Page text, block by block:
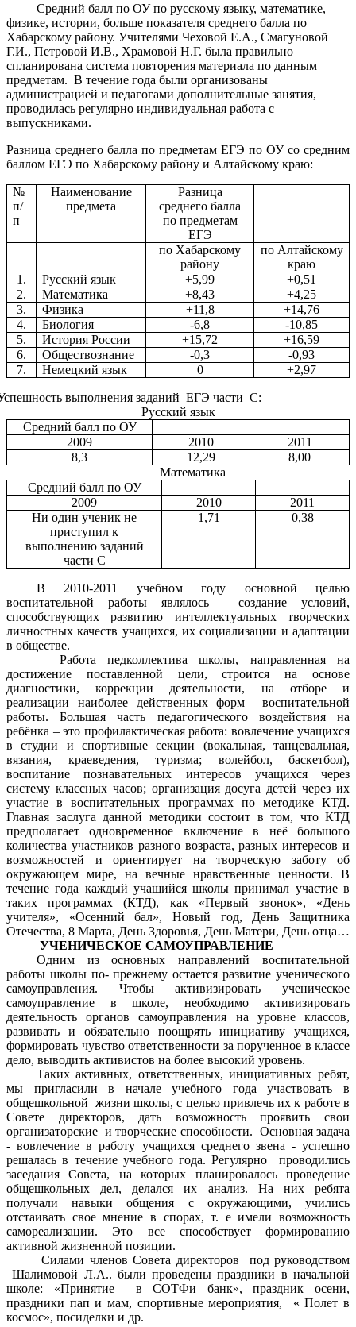
Средний балл по ОУ по русскому языку, математике,
физике, истории, больше показателя среднего балла по
Хабарскому району. Учителями Чеховой Е.А., Смагуновой
Г.И., Петровой И.В., Храмовой Н.Г. была правильно
спланирована система повторения материала по данным
предметам. В течение года были организованы
администрацией и педагогами дополнительные занятия,
проводилась регулярно индивидуальная работа с
выпускниками.
Разница среднего балла по предметам ЕГЭ по ОУ со средним
баллом ЕГЭ по Хабарскому району и Алтайскому краю:
№
п/
п
Наименование
предмета
Разница
среднего балла
по предметам
ЕГЭ
по Хабарскому
району
по Алтайскому
краю
1.
Русский язык +5,99
+0,51
2.
Математика +8,43
+4,25
3.
Физика +11,8
+14,76
4.
Биология -6,8
-10,85
5.
История России +15,72
+16,59
6.
Обществознание -0,3
-0,93
7.
Немецкий язык 0 +2,97
выполнения заданий ЕГЭ части С:
Русский язык
Средний балл по ОУ
2009
2010
2011
8,3
12,29
8,00
Математика
Средний балл по ОУ
2009
2010
2011
Ни один ученик не
приступил к
выполнению заданий
части С
1,71 0,38
В 2010-2011 учебном году основной целью
воспитательной работы являлось
создание условий,
способствующих развитию интеллектуальных творческих
личностных качеств учащихся, их социализации и адаптации
в обществе.
Работа педколлектива школы, направленная на
достижение поставленной цели, строится на основе
диагностики, коррекции деятельности, на отборе и
реализации наиболее действенных форм воспитательной
работы. Большая часть педагогического воздействия на
ребёнка – это профилактическая работа: вовлечение учащихся
в студии и спортивные секции (вокальная, танцевальная,
вязания, краеведения, туризма; волейбол, баскетбол),
воспитание познавательных интересов учащихся через
систему классных часов; организация досуга детей через их
участие в воспитательных программах по методике КТД.
Главная заслуга данной методики состоит в том, что КТД
предполагает одновременное включение в неё большого
количества участников разного возраста, разных интересов и
возможностей и ориентирует на творческую заботу об
окружающем мире, на вечные нравственные ценности. В
течение года каждый учащийся школы принимал участие в
таких программах (КТД), как «Первый звонок», «День
учителя», «Осенний бал», Новый год, День Защитника
Отечества, 8 Марта, День Здоровья, День Матери, День отца…
УЧЕНИЧЕСКОЕ САМОУПРАВЛЕНИЕ
Одним из основных направлений воспитательной
работы школы по- прежнему остается развитие ученического
самоуправления. Чтобы активизировать ученическое
самоуправление в школе, необходимо активизировать
деятельность органов самоуправления на уровне классов,
развивать и обязательно поощрять инициативу учащихся,
формировать чувство ответственности за порученное в классе
дело, выводить активистов на более высокий уровень.
Таких активных, ответственных, инициативных ребят,
мы пригласили в начале учебного года участвовать в
общешкольной жизни школы, с целью привлечь их к работе в
Совете директоров, дать возможность проявить свои
организаторские и творческие способности. Основная задача
- вовлечение в работу учащихся среднего звена - успешно
решалась в течение учебного года. Регулярно проводились
заседания Совета, на которых планировалось проведение
общешкольных дел, делался их анализ. На них ребята
получали навыки общения с окружающими, учились
отстаивать свое мнение в спорах, т. е имели возможность
самореализации. Это все способствует формированию
активной жизненной позиции.
Силами членов Совета директоров под руководством
Шалимовой Л.А.. были проведены праздники в начальной
школе: «Принятие в СОТФи банк», праздник осени,
праздники пап и мам, спортивные мероприятия, « Полет в
космос», посиделки и др.